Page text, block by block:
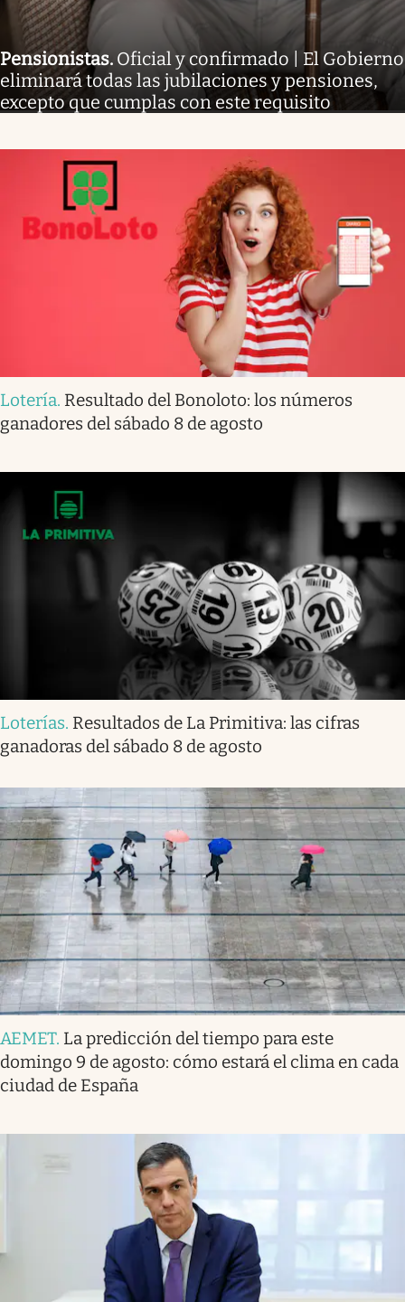
Pensionistas. Oficial y confirmado | El Gobierno
eliminará todas las jubilaciones y pensiones,
excepto que cumplas con este requisito
Lotería. Resultado del Bonoloto: los números
ganadores del sábado 8 de agosto
Loterías. Resultados de La Primitiva: las cifras
ganadoras del sábado 8 de agosto
AEMET. La predicción del tiempo para este
domingo 9 de agosto: cómo estará el clima en cada
ciudad de España